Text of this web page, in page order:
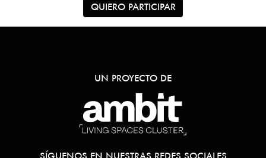
QUIERO PARTICIPAR
UN PROYECTO DE
SÍGUENOS EN NUESTRAS REDES SOCIALES